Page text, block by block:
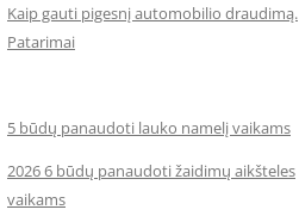
Kaip gauti pigesnį automobilio draudimą.
Patarimai
5 būdų panaudoti lauko namelį vaikams
2026 6 būdų panaudoti žaidimų aikšteles
vaikams